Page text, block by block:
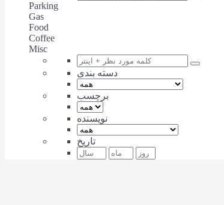
Parking
Gas
Food
Coffee
Misc
دسته بندی
برچسب
نویسنده
تاریخ